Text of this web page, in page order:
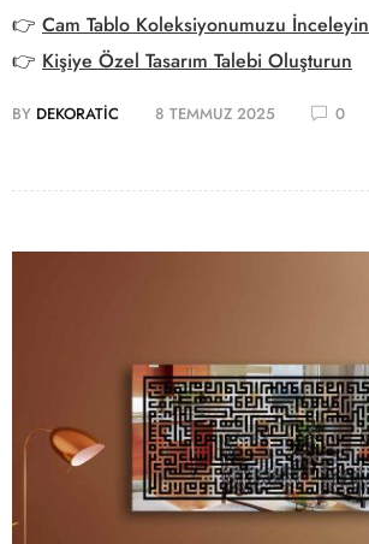
👉 Cam Tablo Koleksiyonumuzu İnceleyin
👉 Kişiye Özel Tasarım Talebi Oluşturun
BY DEKORATIC 8 TEMMUZ 2025 0